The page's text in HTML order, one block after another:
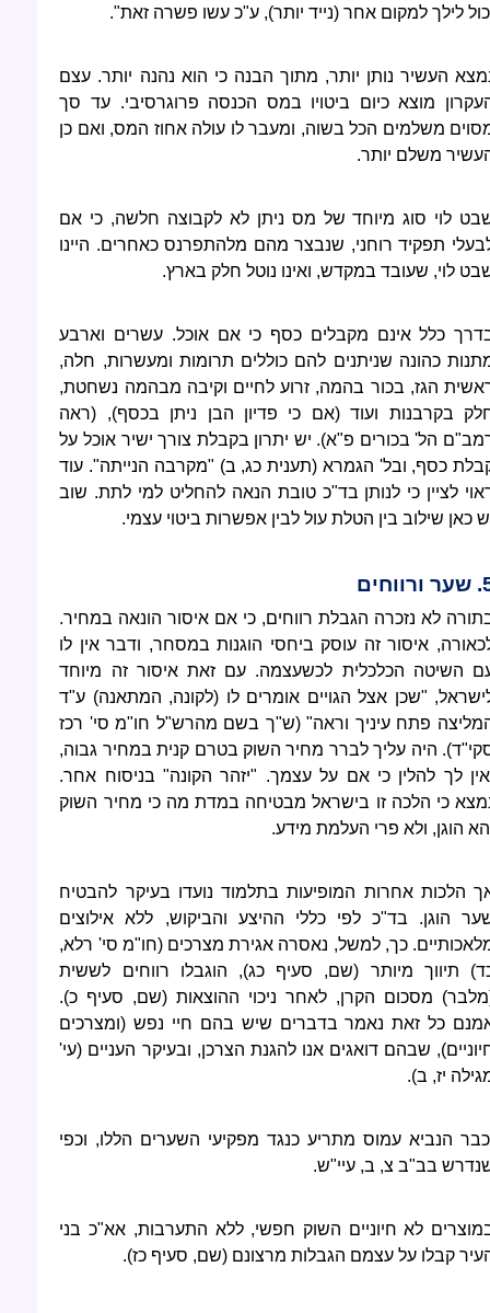
לילך למקום אחר (נייד יותר), ע"כ עשו פשרה זאת".
העשיר נותן יותר, מתוך הבנה כי הוא נהנה יותר. עצם
מוצא כיום ביטויו במס הכנסה פרוגרסיבי. עד סך
משלמים הכל בשוה, ומעבר לו עולה אחוז המס, ואם כן
משלם יותר.
לוי סוג מיוחד של מס ניתן לא לקבוצה חלשה, כי אם
תפקיד רוחני, שנבצר מהם מלהתפרנס כאחרים. היינו
לוי, שעובד במקדש, ואינו נוטל חלק בארץ.
כלל אינם מקבלים כסף כי אם אוכל. עשרים וארבע
כהונה שניתנים להם כוללים תרומות ומעשרות, חלה,
הגז, בכור בהמה, זרוע לחיים וקיבה מבהמה נשחטת,
בקרבנות ועוד (אם כי פדיון הבן ניתן בכסף), (ראה
הל' בכורים פ"א). יש יתרון בקבלת צורך ישיר אוכל על
כסף, ובל' הגמרא (תענית כג, ב) "מקרבה הנייתה". עוד
לציין כי לנותן בד"כ טובת הנאה להחליט למי לתת. שוב
כאן שילוב בין הטלת עול לבין אפשרות ביטוי עצמי.
לא נזכרה הגבלת רווחים, כי אם איסור הונאה במחיר.
איסור זה עוסק ביחסי הוגנות במסחר, ודבר אין לו
השיטה הכלכלית לכשעצמה. עם זאת איסור זה מיוחד
"שכן אצל הגויים אומרים לו (לקונה, המתאנה) ע"ד
פתח עיניך וראה" (ש"ך בשם מהרש"ל חו"מ סי' רכז
היה עליך לברר מחיר השוק בטרם קנית במחיר גבוה,
לך להלין כי אם על עצמך. "יזהר הקונה" בניסוח אחר.
כי הלכה זו בישראל מבטיחה במדת מה כי מחיר השוק
הוגן, ולא פרי העלמת מידע.
הלכות אחרות המופיעות בתלמוד נועדו בעיקר להבטיח
הוגן. בד"כ לפי כללי ההיצע והביקוש, ללא אילוצים
כך, למשל, נאסרה אגירת מצרכים (חו"מ סי' רלא,
תיווך מיותר (שם, סעיף כג), הוגבלו רווחים לששית
מסכום הקרן, לאחר ניכוי ההוצאות (שם, סעיף כ).
כל זאת נאמר בדברים שיש בהם חיי נפש (ומצרכים
שבהם דואגים אנו להגנת הצרכן, ובעיקר העניים (עי'
יז, ב).
הנביא עמוס מתריע כנגד מפקיעי השערים הללו, וכפי
בב"ב צ, ב, עיי"ש.
לא חיוניים השוק חפשי, ללא התערבות, אא"כ בני
קבלו על עצמם הגבלות מרצונם (שם, סעיף כז).